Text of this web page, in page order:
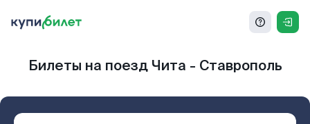
Билеты на поезд Чита - Ставрополь